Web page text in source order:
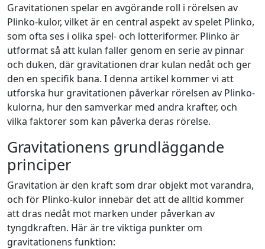
Gravitationen spelar en avgörande roll i rörelsen av
Plinko-kulor, vilket är en central aspekt av spelet Plinko,
som ofta ses i olika spel- och lotteriformer. Plinko är
utformat så att kulan faller genom en serie av pinnar
och duken, där gravitationen drar kulan nedåt och ger
den en specifik bana. I denna artikel kommer vi att
utforska hur gravitationen påverkar rörelsen av Plinko-
kulorna, hur den samverkar med andra krafter, och
vilka faktorer som kan påverka deras rörelse.
Gravitationens grundläggande
principer
Gravitation är den kraft som drar objekt mot varandra,
och för Plinko-kulor innebär det att de alltid kommer
att dras nedåt mot marken under påverkan av
tyngdkraften. Här är tre viktiga punkter om
gravitationens funktion: